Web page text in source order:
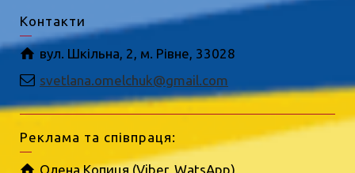
Контакти
вул. Шкільна, 2, м. Рівне, 33028
svetlana.omelchuk@gmail.com
Реклама та співпраця:
Олена Копиця (Viber, WatsApp)